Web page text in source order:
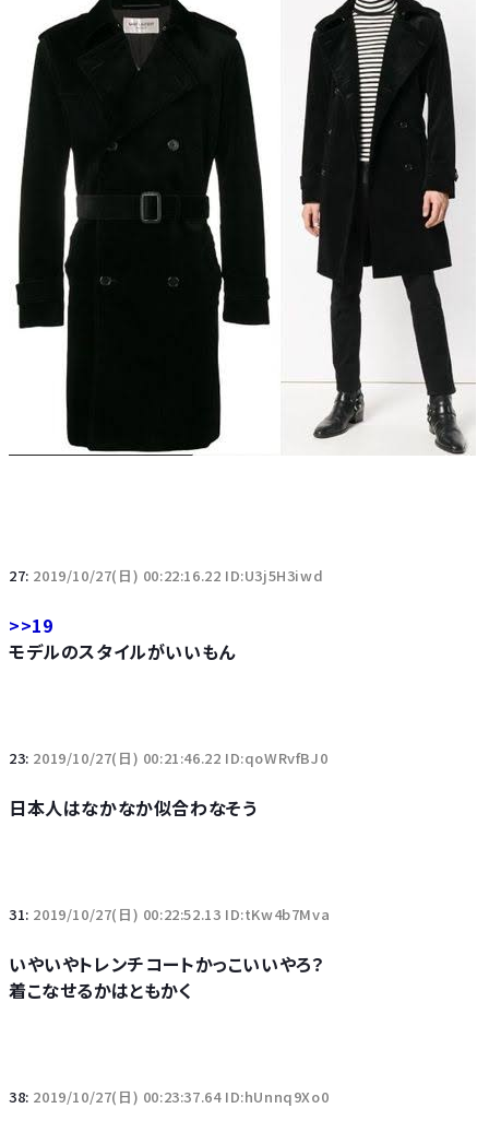
27: 2019/10/27(日) 00:22:16.22 ID:U3j5H3iwd
>>19
モデルのスタイルがいいもん
23: 2019/10/27(日) 00:21:46.22 ID:qoWRvfBJ0
日本人はなかなか似合わなそう
31: 2019/10/27(日) 00:22:52.13 ID:tKw4b7Mva
いやいやトレンチコートかっこいいやろ？
着こなせるかはともかく
38: 2019/10/27(日) 00:23:37.64 ID:hUnnq9Xo0